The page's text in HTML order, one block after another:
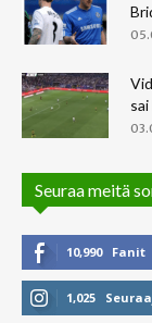
Seuraa meitä
10,990 Fanit
1,025